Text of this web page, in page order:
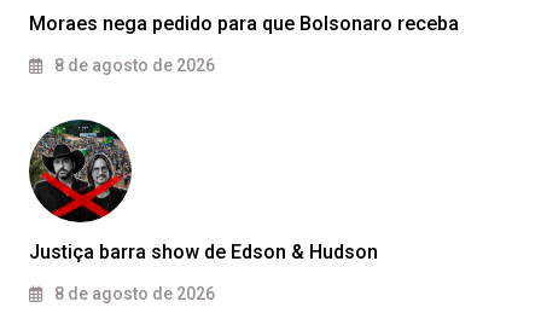
Moraes nega pedido para que Bolsonaro receba
8 de agosto de 2026
Justiça barra show de Edson & Hudson
8 de agosto de 2026